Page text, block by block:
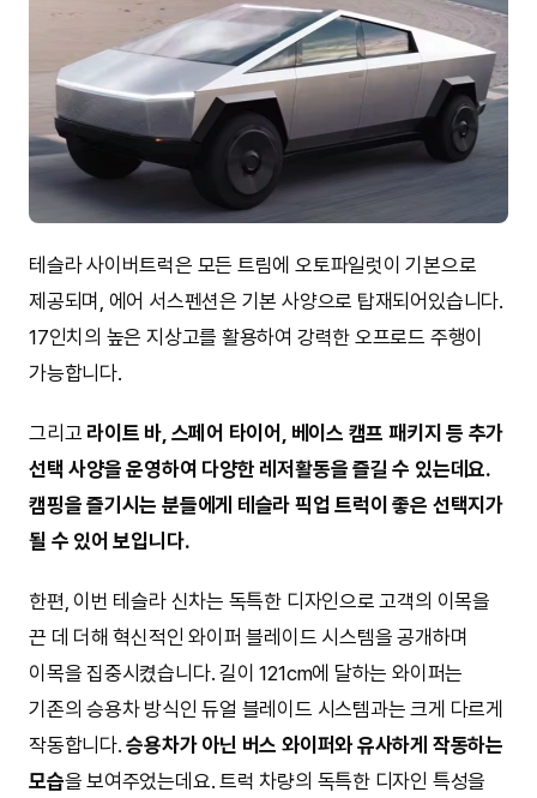
테슬라 사이버트럭은 모든 트림에 오토파일럿이 기본으로
제공되며, 에어 서스펜션은 기본 사양으로 탑재되어있습니다.
17인치의 높은 지상고를 활용하여 강력한 오프로드 주행이
가능합니다.
그리고 라이트 바, 스페어 타이어, 베이스 캠프 패키지 등 추가
선택 사양을 운영하여 다양한 레저활동을 즐길 수 있는데요.
캠핑을 즐기시는 분들에게 테슬라 픽업 트럭이 좋은 선택지가
될 수 있어 보입니다.
한편, 이번 테슬라 신차는 독특한 디자인으로 고객의 이목을
끈 데 더해 혁신적인 와이퍼 블레이드 시스템을 공개하며
이목을 집중시켰습니다. 길이 121cm에 달하는 와이퍼는
기존의 승용차 방식인 듀얼 블레이드 시스템과는 크게 다르게
작동합니다.승용차가 아닌 버스 와이퍼와 유사하게 작동하는
모습을 보여주었는데요. 트럭 차량의 독특한 디자인 특성을